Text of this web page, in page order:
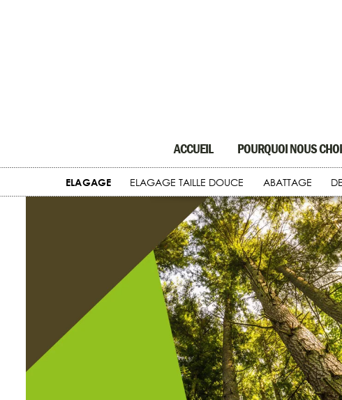
ACCUEIL POURQUOI NOUS
ELAGAGE ELAGAGE TAILLE DOUCE ABATTAGE